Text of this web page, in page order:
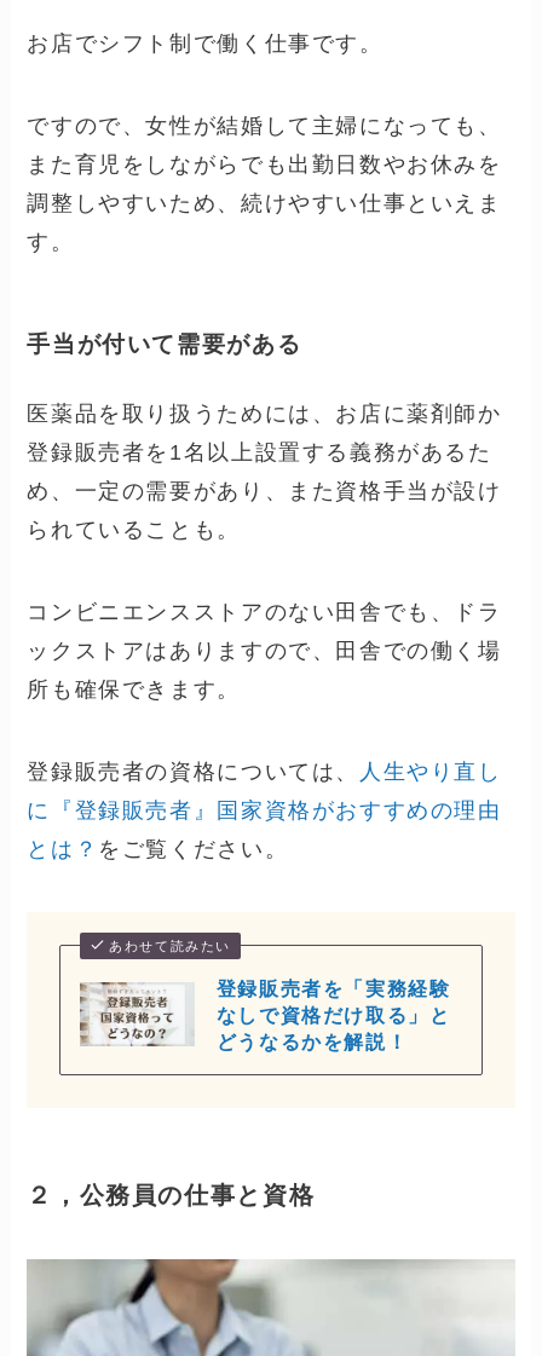
お店でシフト制で働く仕事です。
ですので、女性が結婚して主婦になっても、
また育児をしながらでも出勤日数やお休みを
調整しやすいため、続けやすい仕事といえま
す。
手当が付いて需要がある
医薬品を取り扱うためには、お店に薬剤師か
登録販売者を1名以上設置する義務があるた
め、一定の需要があり、また資格手当が設け
られていることも。
コンビニエンスストアのない田舎でも、ドラ
ックストアはありますので、田舎での働く場
所も確保できます。
登録販売者の資格については、
人生やり直し
に『登録販売者』国家資格がおすすめの理由
とは？ をご覧ください。
あわせて読みたい
登録販売者を「実務経験
なしで資格だけ取る」と
どうなるかを解説！
２，公務員の仕事と資格